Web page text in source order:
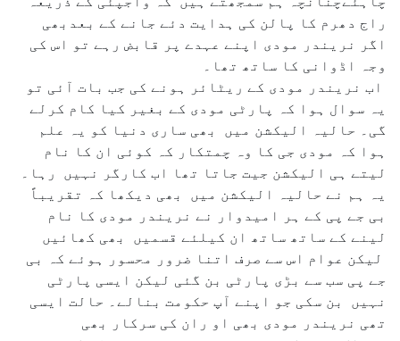
راج دھرم کا پالن کی ہدایت دئے جانے کے بعدبھی
اگر نریندر مودی اپنے عہدے پر قابض رہے تو اس کی
وجہ اڈوانی کا ساتھ تھا۔
اب نریندر مودی کے ریٹائر ہونے کی جب بات آئی تو
یہ سوال ہوا کہ پارٹی مودی کے بغیر کیا کام کرلے
گی۔ حالیہ الیکشن میں بھی ساری دنیا کو یہ علم
ہوا کہ مودی جی کا وہ چمتکار کہ کوئی ان کا نام
لیتے ہی الیکشن جیت جاتا تھا اب کارگر نہیں رہا۔
یہ ہم نے حالیہ الیکشن میں بھی دیکھا کہ تقریباً
بی جے پی کے ہر امیدوار نے نریندر مودی کا نام
لینے کے ساتھ ساتھ ان کیلئے قسمیں بھی کھائیں
لیکن عوام اس سے صرف اتنا ضرور محسور ہوئے کہ بی
جے پی سب سے بڑی پارٹی بن گئی لیکن ایسی پارٹی
نہیں بن سکی جو اپنے آپ حکومت بنالے۔ حالت ایسی
تھی نریندر مودی بھی او ران کی سرکار بھی